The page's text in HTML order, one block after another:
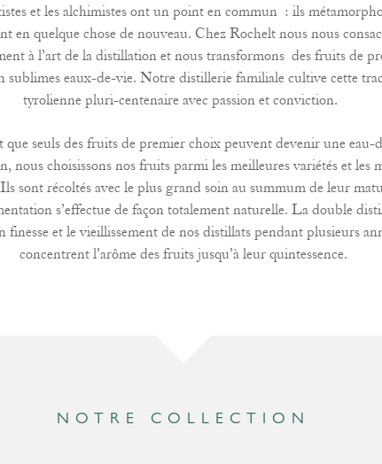
et les alchimistes ont un point en commun : ils
en quelque chose de nouveau. Chez Rochelt nous nous
à l’art de la distillation et nous transformons des fruits de
sublimes eaux-de-vie. Notre distillerie familiale cultive cette
tyrolienne pluri-centenaire avec passion et conviction.
que seuls des fruits de premier choix peuvent devenir une eau-
nous choisissons nos fruits parmi les meilleures variétés et les
sont récoltés avec le plus grand soin au summum de leur
s’effectue de façon totalement naturelle. La double
finesse et le vieillissement de nos distillats pendant plusieurs
concentrent l’arôme des fruits jusqu’à leur quintessence.
NOTRE COLLECTION